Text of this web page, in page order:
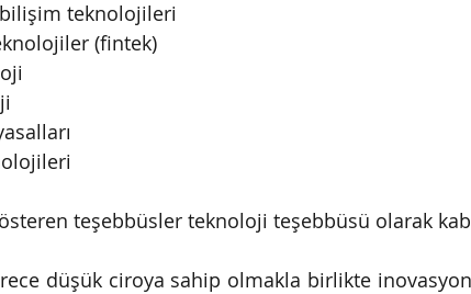
ve bilişim teknolojileri
teknolojiler (fintek)
teşebbüsler teknoloji teşebbüsü olarak
düşük ciroya sahip olmakla birlikte